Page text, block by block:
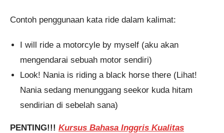
Contoh penggunaan kata ride dalam kalimat:
I will ride a motorcyle by myself (aku akan
mengendarai sebuah motor sendiri)
Look! Nania is riding a black horse there (Lihat!
Nania sedang menunggang seekor kuda hitam
sendirian di sebelah sana)
PENTING!!! Kursus Bahasa Inggris Kualitas